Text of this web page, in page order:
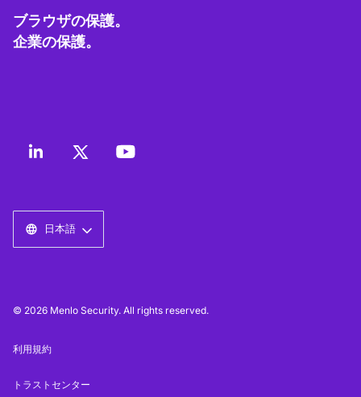
ブラウザの保護。
企業の保護。
日本語
© 2026 Menlo Security. All rights reserved.
利用規約
トラストセンター